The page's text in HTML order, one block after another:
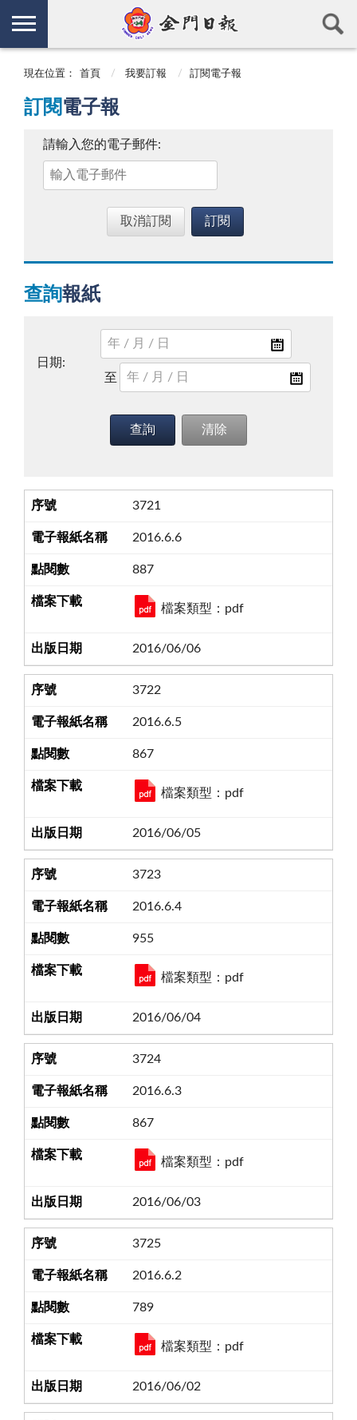
現在位置： 首頁 我要訂報 訂閱電子報
訂閱 電子報
請輸入您的電子郵件:
取消訂閱 訂閱
查詢報紙
日期:
3721
2016.6.6
887
檔案類型：pdf
2016/06/06
3722
2016.6.5
867
檔案類型：pdf
2016/06/05
3723
2016.6.4
955
檔案類型：pdf
2016/06/04
3724
2016.6.3
867
檔案類型：pdf
2016/06/03
3725
2016.6.2
789
檔案類型：pdf
2016/06/02